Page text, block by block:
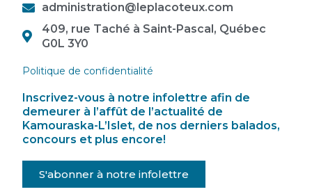
administration@leplacoteux.com
409, rue Taché à Saint-Pascal, Québec
G0L 3Y0
Politique de confidentialité
Inscrivez-vous à notre infolettre afin de
demeurer à l’affût de l’actualité de
Kamouraska-L’Islet, de nos derniers balados,
concours et plus encore!
S'abonner à notre infolettre